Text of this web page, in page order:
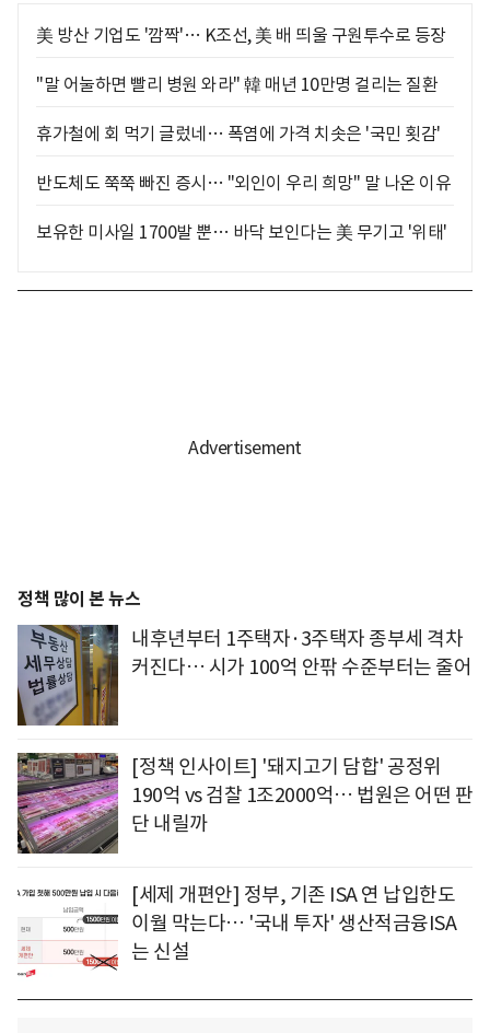
美 방산 기업도 '깜짝'… K조선, 美 배 띄울 구원투수로 등장
"말 어눌하면 빨리 병원 와라" 韓 매년 10만명 걸리는 질환
휴가철에 회 먹기 글렀네… 폭염에 가격 치솟은 '국민 횟감'
반도체도 쭉쭉 빠진 증시… "외인이 우리 희망" 말 나온 이유
보유한 미사일 1700발 뿐… 바닥 보인다는 美 무기고 '위태'
정책 많이 본 뉴스
내후년부터 1주택자·3주택자 종부세 격차
커진다… 시가 100억 안팎 수준부터는 줄어
[정책 인사이트] '돼지고기 담합' 공정위
190억 vs 검찰 1조2000억… 법원은 어떤 판
단 내릴까
[세제 개편안] 정부, 기존 ISA 연 납입한도
이월 막는다… '국내 투자' 생산적금융ISA
는 신설